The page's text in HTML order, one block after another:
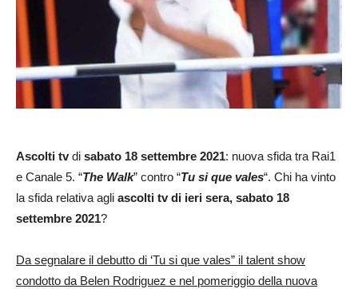
Ascolti tvdi sabato 18 settembre 2021: nuova sfida tra Rai1
e Canale 5. “The Walk” contro “Tu si que vales“. Chi ha vinto
la sfida relativa agli ascolti tv di ieri sera, sabato 18
settembre 2021?
Da segnalare il debutto di ‘Tu si que vales” il talent show
condotto da Belen Rodriguez e nel pomeriggio della nuova